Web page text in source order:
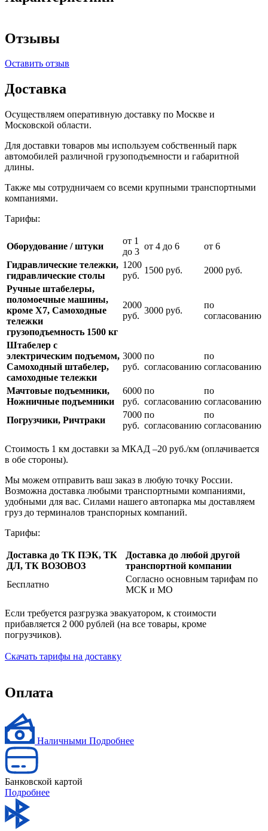
Отзывы
Оставить отзыв
Доставка
Осуществляем оперативную доставку по Москве и
Московской области.
Для доставки товаров мы используем собственный парк
автомобилей различной грузоподъемности и габаритной
длины.
Также мы сотрудничаем со всеми крупными транспортными
компаниями.
Тарифы:
Оборудование / штуки
от 1
до 3
от 4 до 6
от 6
Гидравлические тележки,
гидравлические столы
1200
руб.
1500 руб.
2000 руб.
Ручные штабелеры,
поломоечные машины,
кроме Х7, Самоходные
тележки
грузоподъемность 1500 кг
2000
руб.
3000 руб.
по
согласованию
Штабелер с
электрическим подъемом,
Самоходный штабелер,
самоходные тележки
3000
руб.
по
согласованию
по
согласованию
Мачтовые подъемники,
Ножничные подъемники
6000
руб.
по
согласованию
по
согласованию
Погрузчики, Ричтраки
7000
руб.
по
согласованию
по
согласованию
Стоимость 1 км доставки за МКАД –20 руб./км (оплачивается
в обе стороны).
Мы можем отправить ваш заказ в любую точку России.
Возможна доставка любыми транспортными компаниями,
удобными для вас. Силами нашего автопарка мы доставляем
груз до терминалов транспорных компаний.
Тарифы:
Доставка до ТК ПЭК, ТК
ДЛ, ТК ВОЗОВОЗ
Доставка до любой другой
транспортной компании
Бесплатно
Согласно основным тарифам по
МСК и МО
Если требуется разгрузка эвакуатором, к стоимости
прибавляется 2 000 рублей (на все товары, кроме
погрузчиков).
Скачать тарифы на доставку
Оплата
Наличными Подробнее
Банковской картой
Подробнее